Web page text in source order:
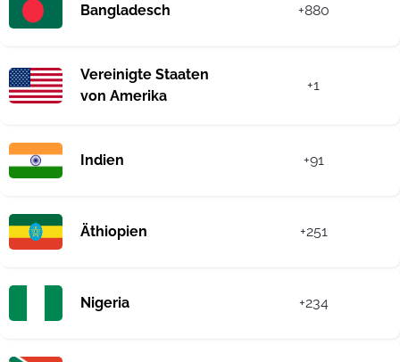
Bangladesch +880
Vereinigte Staaten
von Amerika
+1
Indien +91
Äthiopien +251
Nigeria +234